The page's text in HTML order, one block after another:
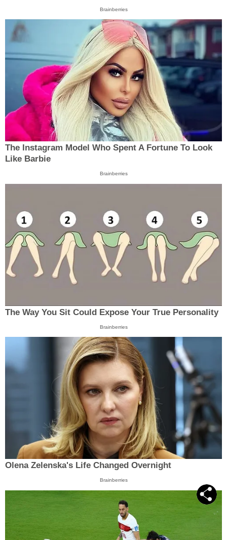
Brainberries
The Instagram Model Who Spent A Fortune To Look
Like Barbie
Brainberries
The Way You Sit Could Expose Your True Personality
Brainberries
Olena Zelenska's Life Changed Overnight
Brainberries